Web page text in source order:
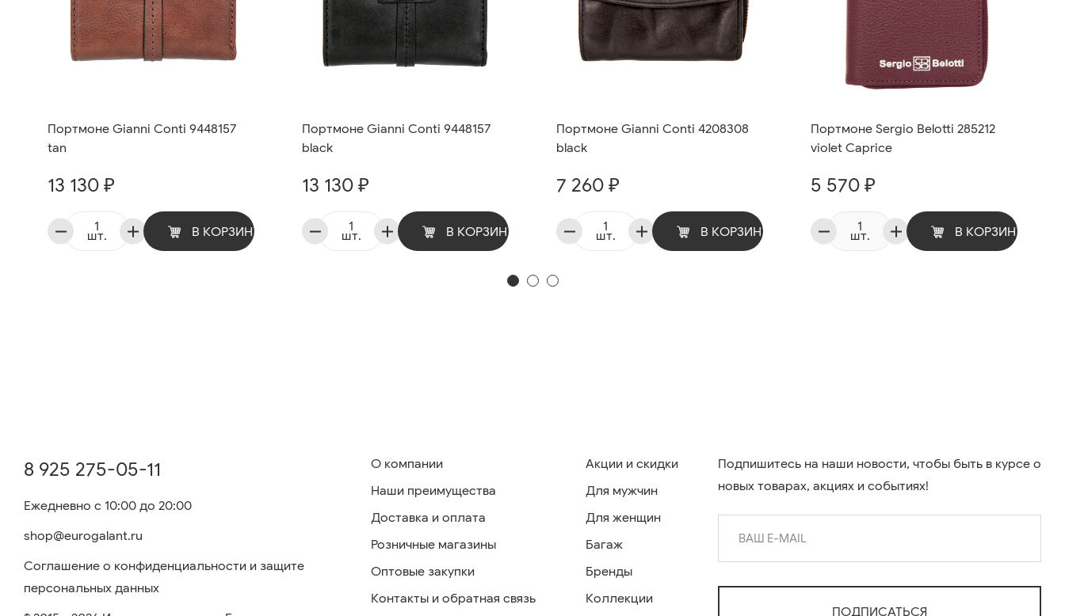
Портмоне Gianni Conti 9448157
tan
13 130 ₽
шт. В КОРЗИНУ
Портмоне Gianni Conti 9448157
black
13 130 ₽
шт. В КОРЗИНУ
Портмоне Gianni Conti 4208308
black
7 260 ₽
шт. В КОРЗИНУ
Портмоне Sergio Belotti 285212
violet Caprice
5 570 ₽
шт. В КОРЗИНУ
8 925 275-05-11
Ежедневно с 10:00 до 20:00
shop@eurogalant.ru
Соглашение о конфиденциальности и защите
персональных данных
О компании
Наши преимущества
Доставка и оплата
Розничные магазины
Оптовые закупки
Контакты и обратная связь
Акции и скидки
Для мужчин
Для женщин
Багаж
Бренды
Коллекции
Подпишитесь на наши новости, чтобы быть в курсе о
новых товарах, акциях и событиях!